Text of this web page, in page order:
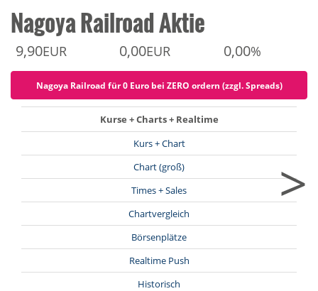
Nagoya Railroad Aktie
9,90EUR 0,00EUR 0,00%
Nagoya Railroad für 0 Euro bei ZERO ordern (zzgl. Spreads)
Kurse + Charts + Realtime
Kurs + Chart
Chart (groß)
Times + Sales
Chartvergleich
Börsenplätze
Realtime Push
Historisch
>